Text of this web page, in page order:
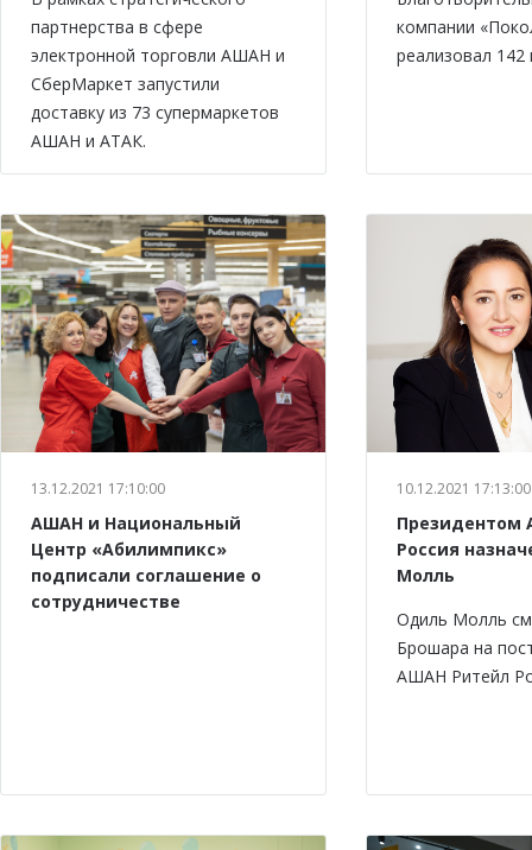
партнерства в сфере
электронной торговли АШАН и
СберМаркет запустили
доставку из 73 супермаркетов
АШАН и АТАК.
компании
реализовал 142
13.12.2021 17:10:00
АШАН и Национальный
Центр «Абилимпикс»
подписали соглашение о
сотрудничестве
10.12.2021 17:13:00
Президентом
Россия
Молль
Одиль Молль
Брошара на
АШАН Ритейл